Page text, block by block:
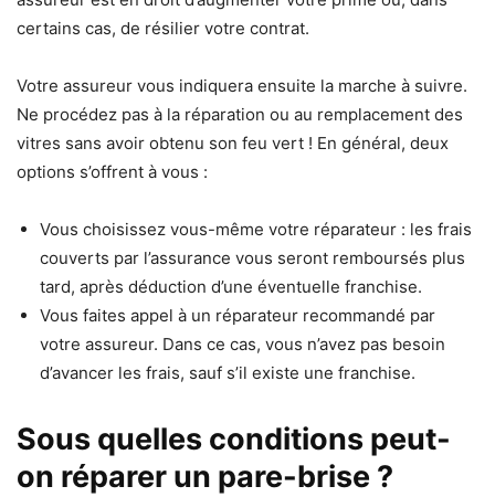
certains cas, de résilier votre contrat.
Votre assureur vous indiquera ensuite la marche à suivre.
Ne procédez pas à la réparation ou au remplacement des
vitres sans avoir obtenu son feu vert ! En général, deux
options s’offrent à vous :
Vous choisissez vous-même votre réparateur : les frais
couverts par l’assurance vous seront remboursés plus
tard, après déduction d’une éventuelle franchise.
Vous faites appel à un réparateur recommandé par
votre assureur. Dans ce cas, vous n’avez pas besoin
d’avancer les frais, sauf s’il existe une franchise.
Sous quelles conditions peut-
on réparer un pare-brise ?